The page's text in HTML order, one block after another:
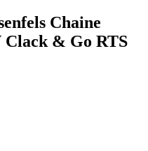
Chaine
Clack & Go RTS